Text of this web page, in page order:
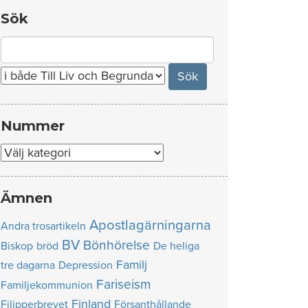
Sök
for:
Nummer
Nummer
Ämnen
Andra trosartikeln Apostlagärningarna
Biskop bröd BV Bönhörelse De heliga
tre dagarna Depression Familj
Familjekommunion Fariseism
Filipperbrevet Finland Försanthållande